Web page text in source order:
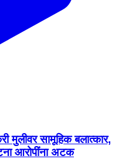
मुलीवर सामूहिक बलात्कार,
आरोपींना अटक